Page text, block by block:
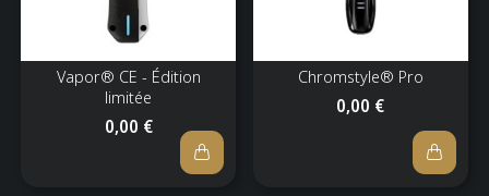
Vapor® CE - Édition
limitée
0,00 €
Chromstyle® Pro
0,00 €